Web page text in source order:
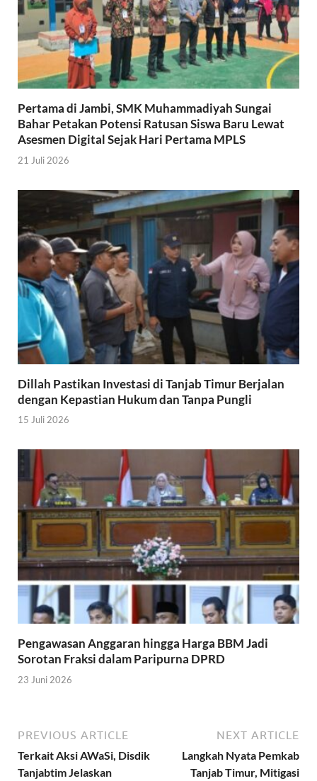
Pertama di Jambi, SMK Muhammadiyah Sungai
Bahar Petakan Potensi Ratusan Siswa Baru Lewat
Asesmen Digital Sejak Hari Pertama MPLS
21 Juli 2026
Dillah Pastikan Investasi di Tanjab Timur Berjalan
dengan Kepastian Hukum dan Tanpa Pungli
15 Juli 2026
Pengawasan Anggaran hingga Harga BBM Jadi
Sorotan Fraksi dalam Paripurna DPRD
23 Juni 2026
PREVIOUS ARTICLE
Terkait Aksi AWaSi, Disdik
Tanjabtim Jelaskan
NEXT ARTICLE
Langkah Nyata Pemkab
Tanjab Timur, Mitigasi